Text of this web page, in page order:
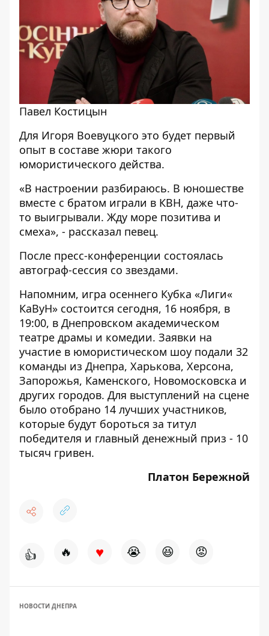
Павел Костицын
Для Игоря Воевуцкого это будет первый
опыт в составе жюри такого
юмористического действа.
«В настроении разбираюсь. В юношестве
вместе с братом играли в КВН, даже что-
то выигрывали. Жду море позитива и
смеха», - рассказал певец.
После пресс-конференции состоялась
автограф-сессия со звездами.
Напомним, игра осеннего Кубка «Лиги«
КаВуН» состоится сегодня, 16 ноября, в
19:00, в Днепровском академическом
театре драмы и комедии. Заявки на
участие в юмористическом шоу подали 32
команды из Днепра, Харькова, Херсона,
Запорожья, Каменского, Новомосковска и
других городов. Для выступлений на сцене
было отобрано 14 лучших участников,
которые будут бороться за титул
победителя и главный денежный приз - 10
тысяч гривен.
Платон Бережной
👍 🔥 ♥ 😭 😆 😡
НОВОСТИ ДНЕПРА